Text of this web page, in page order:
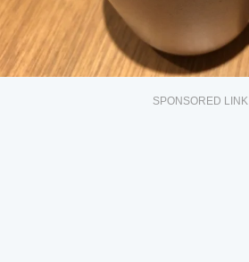
SPONSORED LINK